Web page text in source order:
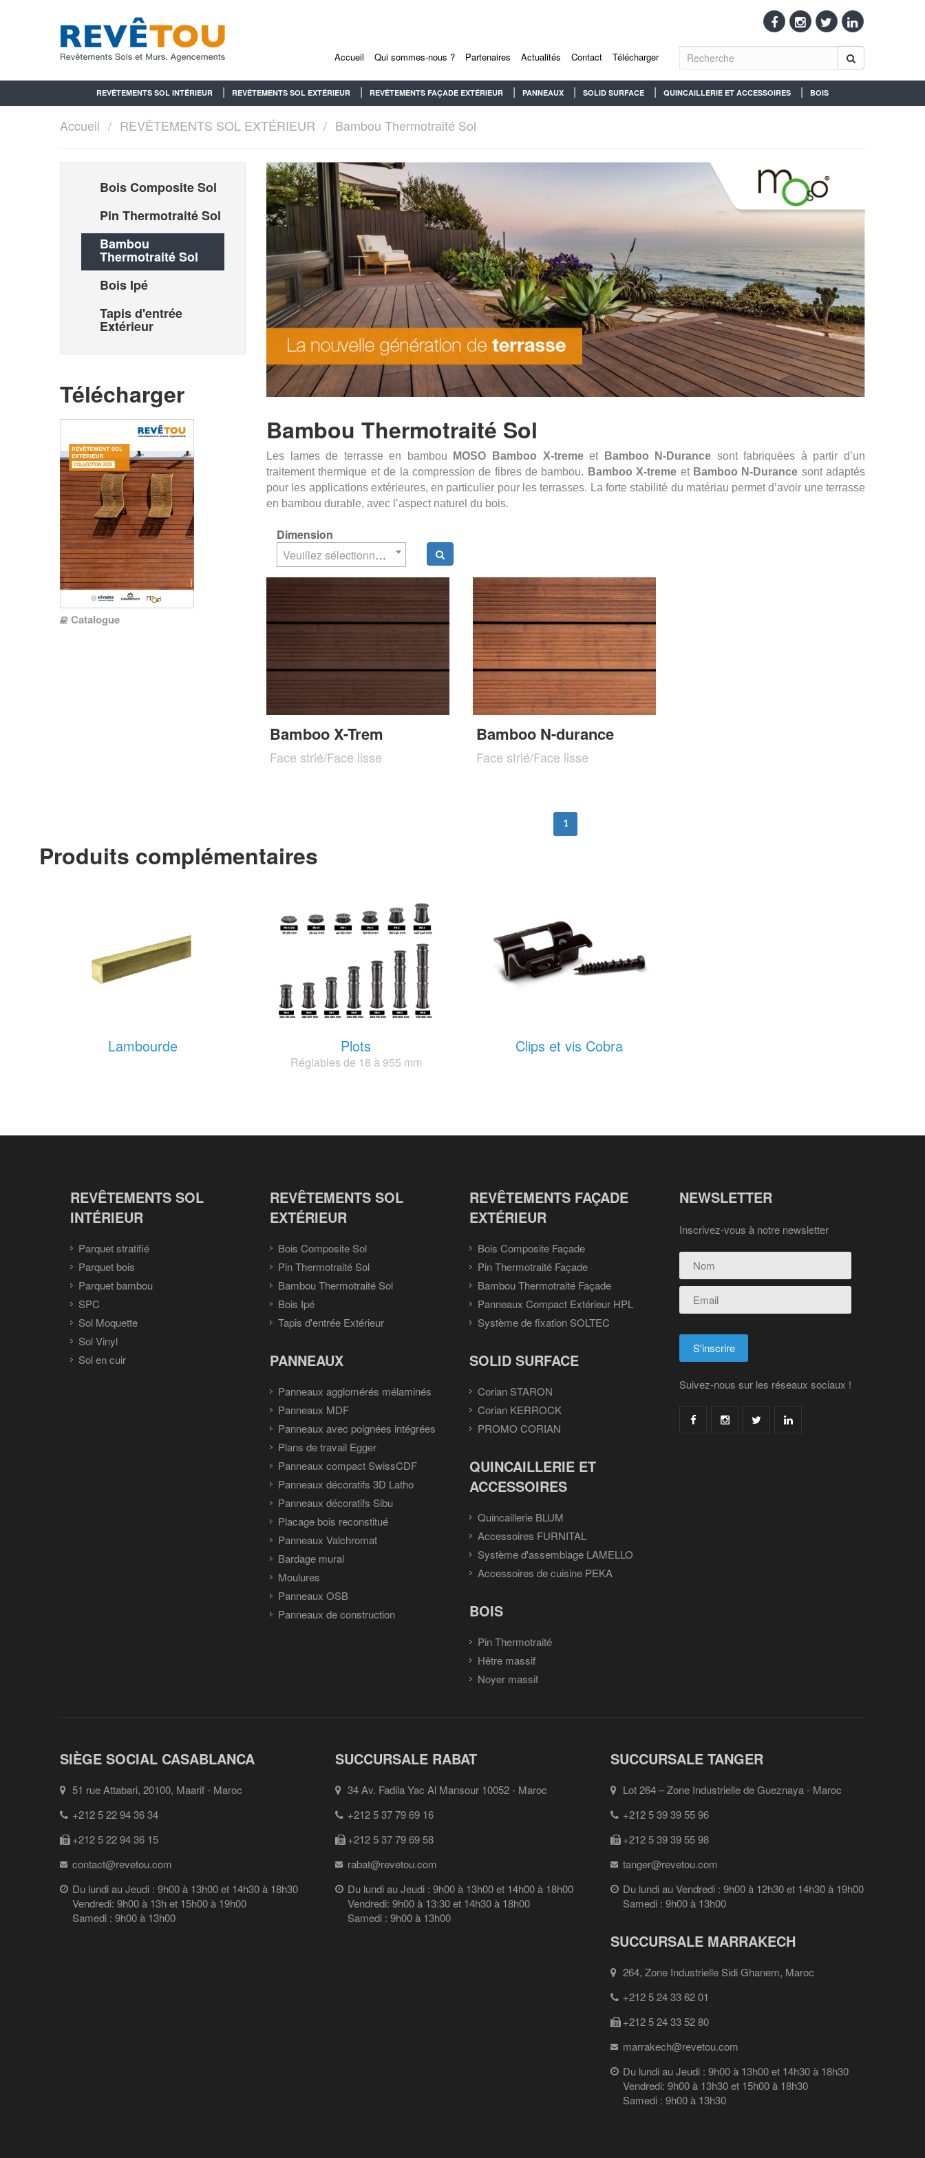
Accueil Qui sommes-nous ? Partenaires Actualités Contact Télécharger
REVÊTEMENTS SOL INTÉRIEUR REVÊTEMENTS SOL EXTÉRIEUR REVÊTEMENTS FAÇADE EXTÉRIEUR PANNEAUX SOLID SURFACE QUINCAILLERIE ET ACCESSOIRES BOIS
Accueil REVÊTEMENTS SOL EXTÉRIEUR Bambou Thermotraité Sol
Bois Composite Sol
Pin Thermotraité Sol
Bambou
Thermotraité Sol
Bois Ipé
Tapis d'entrée
Extérieur
Télécharger
Catalogue
Bambou Thermotraité Sol
Les lames de terrasse en bambou MOSO Bamboo X-tremeet Bamboo N-Durance sont fabriquées à partir d’un
traitement thermique et de la compression de fibres de bambou. Bamboo X-treme et Bamboo N-Durance sont adaptés
pour les applications extérieures, en particulier pour les terrasses. La forte stabilité du matériau permet d’avoir une terrasse
en bambou durable, avec l’aspect naturel du bois.
Dimension
Veuillez sélectionner un élément
Bamboo X-Trem
Face strié/Face lisse
Bamboo N-durance
Face strié/Face lisse
1
Produits complémentaires
Lambourde Plots
Réglables de 18 à 955 mm
Clips et vis Cobra
REVÊTEMENTS SOL
INTÉRIEUR
Parquet stratifié
Parquet bois
Parquet bambou
SPC
Sol Moquette
Sol Vinyl
Sol en cuir
REVÊTEMENTS SOL
EXTÉRIEUR
Bois Composite Sol
Pin Thermotraité Sol
Bambou Thermotraité Sol
Bois Ipé
Tapis d'entrée Extérieur
REVÊTEMENTS FAÇADE
EXTÉRIEUR
Bois Composite Façade
Pin Thermotraité Façade
Bambou Thermotraité Façade
Panneaux Compact Extérieur HPL
Système de fixation SOLTEC
PANNEAUX
Panneaux agglomérés mélaminés
Panneaux MDF
Panneaux avec poignées intégrées
Plans de travail Egger
Panneaux compact SwissCDF
Panneaux décoratifs 3D Latho
Panneaux décoratifs Sibu
Placage bois reconstitué
Panneaux Valchromat
Bardage mural
Moulures
Panneaux OSB
Panneaux de construction
SOLID SURFACE
Corian STARON
Corian KERROCK
PROMO CORIAN
QUINCAILLERIE ET
ACCESSOIRES
Quincaillerie BLUM
Accessoires FURNITAL
Système d'assemblage LAMELLO
Accessoires de cuisine PEKA
BOIS
Pin Thermotraité
Hêtre massif
Noyer massif
NEWSLETTER
Inscrivez-vous à notre newsletter
Suivez-nous sur les réseaux sociaux !
SIÈGE SOCIAL CASABLANCA
51 rue Attabari, 20100, Maarif - Maroc
+212 5 22 94 36 34
+212 5 22 94 36 15
contact@revetou.com
Du lundi au Jeudi : 9h00 à 13h00 et 14h30 à 18h30
Vendredi: 9h00 à 13h et 15h00 à 19h00
Samedi : 9h00 à 13h00
SUCCURSALE RABAT
34 Av. Fadila Yac Al Mansour 10052 - Maroc
+212 5 37 79 69 16
+212 5 37 79 69 58
rabat@revetou.com
Du lundi au Jeudi : 9h00 à 13h00 et 14h00 à 18h00
Vendredi: 9h00 à 13:30 et 14h30 à 18h00
Samedi : 9h00 à 13h00
SUCCURSALE TANGER
Lot 264 – Zone Industrielle de Gueznaya - Maroc
+212 5 39 39 55 96
+212 5 39 39 55 98
tanger@revetou.com
Du lundi au Vendredi : 9h00 à 12h30 et 14h30 à 19h00
Samedi : 9h00 à 13h00
SUCCURSALE MARRAKECH
264, Zone Industrielle Sidi Ghanem, Maroc
+212 5 24 33 62 01
+212 5 24 33 52 80
marrakech@revetou.com
Du lundi au Jeudi : 9h00 à 13h00 et 14h30 à 18h30
Vendredi: 9h00 à 13h30 et 15h00 à 18h30
Samedi : 9h00 à 13h30